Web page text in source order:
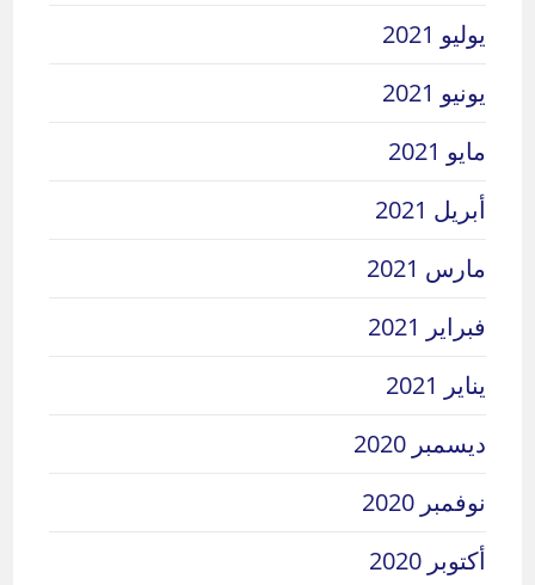
يوليو 2021
يونيو 2021
مايو 2021
أبريل 2021
مارس 2021
فبراير 2021
يناير 2021
ديسمبر 2020
نوفمبر 2020
أكتوبر 2020